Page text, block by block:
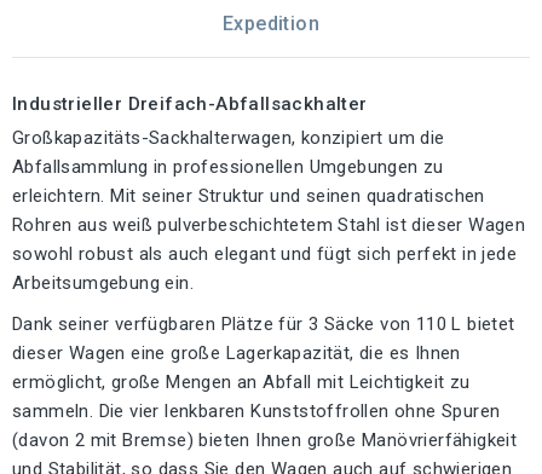
Expedition
Industrieller Dreifach-Abfallsackhalter
Großkapazitäts-Sackhalterwagen, konzipiert um die
Abfallsammlung in professionellen Umgebungen zu
erleichtern. Mit seiner Struktur und seinen quadratischen
Rohren aus weiß pulverbeschichtetem Stahl ist dieser Wagen
sowohl robust als auch elegant und fügt sich perfekt in jede
Arbeitsumgebung ein.
Dank seiner verfügbaren Plätze für 3 Säcke von 110 L bietet
dieser Wagen eine große Lagerkapazität, die es Ihnen
ermöglicht, große Mengen an Abfall mit Leichtigkeit zu
sammeln. Die vier lenkbaren Kunststoffrollen ohne Spuren
(davon 2 mit Bremse) bieten Ihnen große Manövrierfähigkeit